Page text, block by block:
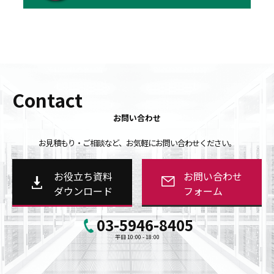
Contact
お問い合わせ
お見積もり・ご相談など、お気軽にお問い合わせください。
お役立ち資料
ダウンロード
お問い合わせ
フォーム
03-5946-8405
平日 10:00 - 18:00